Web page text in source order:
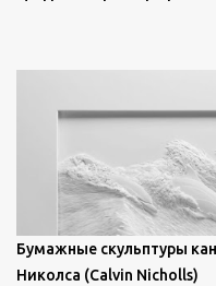
Бумажные скульптуры
Николса (Calvin Nicholls)